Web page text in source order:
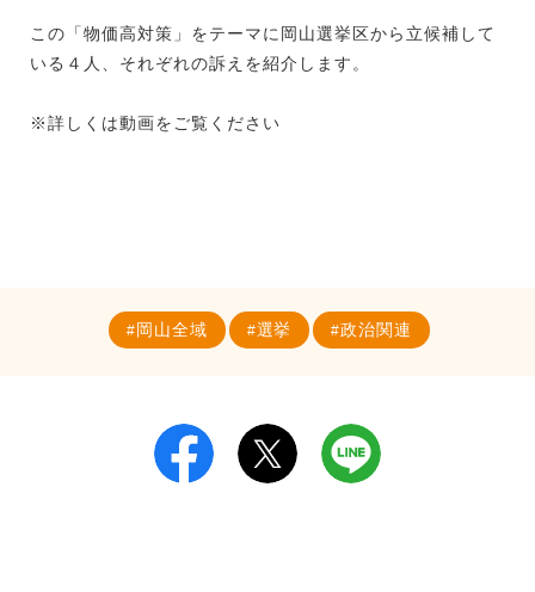
この「物価高対策」をテーマに岡山選挙区から立候補して
いる４人、それぞれの訴えを紹介します。
※詳しくは動画をご覧ください
岡山全域 選挙 政治関連